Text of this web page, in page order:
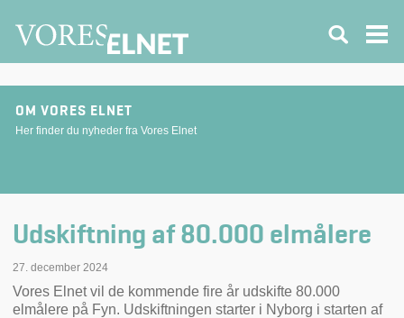
OM VORES ELNET
Her finder du nyheder fra Vores Elnet
Udskiftning af 80.000 elmålere
27. december 2024
Vores Elnet vil de kommende fire år udskifte 80.000
elmålere på Fyn. Udskiftningen starter i Nyborg i starten af